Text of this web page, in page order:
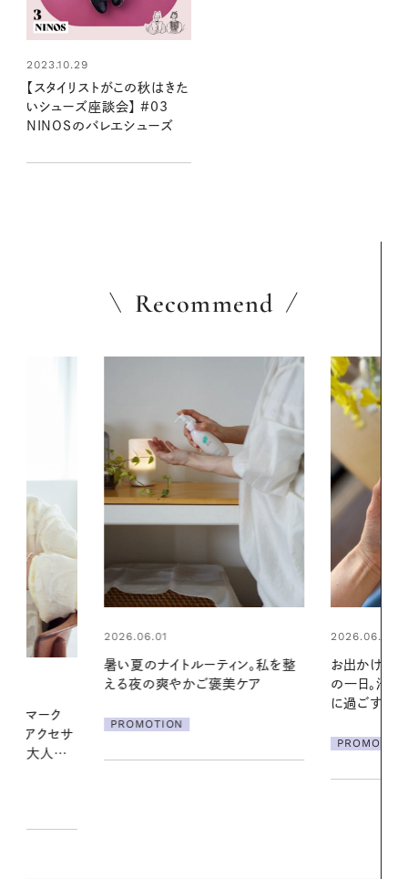
2023.10.29
【スタイリストがこの秋はきた
いシューズ座談会】 #03
NINOSのバレエシューズ
Recommend
2026.06.01
お出かけ前のひと手間で変わる、夏
の一日。汗ばむ季節を「ごきげん」
2026.06.01
真夏に向け
やりジェルと
地よくうるお